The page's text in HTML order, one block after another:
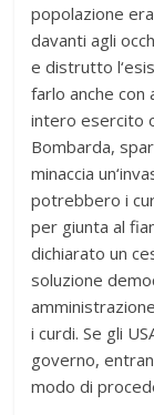
popolazione
davanti agli
e distrutto
farlo anche con
intero esercito
Bombarda,
minaccia
potrebbero i
per giunta al
dichiarato un
soluzione
i curdi. Se gli
governo,
modo di